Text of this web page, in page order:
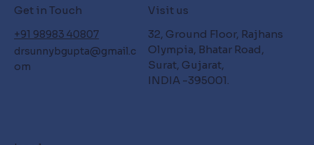
Get in Touch
+91 98983 40807
drsunnybgupta@gmail.c
om
Visit us
32, Ground Floor, Rajhans
Olympia, Bhatar Road,
Surat, Gujarat,
INDIA -395001.